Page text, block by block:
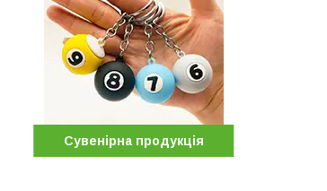
Сувенірна продукція